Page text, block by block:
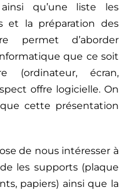
qu’une liste les
et la préparation des
permet d’aborder
que ce soit
(ordinateur, écran,
offre logicielle. On
cette présentation
de nous intéresser à
les supports (plaque
papiers) ainsi que la